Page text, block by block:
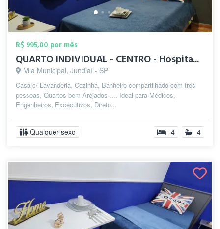
R$ 995,00 por mês
QUARTO INDIVIDUAL - CENTRO - Hospita...
Vila Municipal, Jundiaí - SP
Casa c/ Lavanderia, Cozinha, Banheiro compartilhado com três
pessoas, Quartos bem Arejados .... Ideal para Médicos,
Engenheiros, Excecutivos, Direto...
Qualquer sexo 4 4